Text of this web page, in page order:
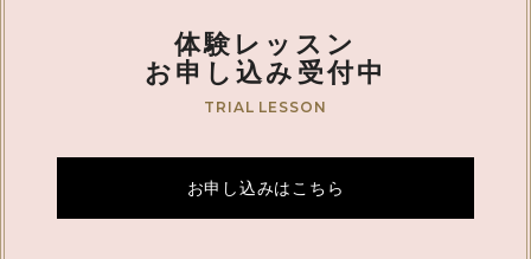
体験レッスン
お申し込み受付中
TRIAL LESSON
お申し込みはこちら